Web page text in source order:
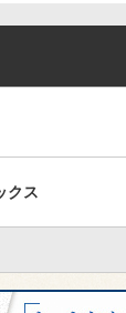
クス